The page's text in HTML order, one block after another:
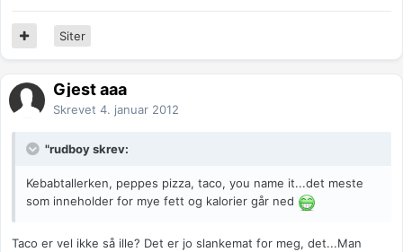
Siter
Gjest aaa
Skrevet 4. januar 2012
"rudboy skrev:
Kebabtallerken, peppes pizza, taco, you name it...det meste
som inneholder for mye fett og kalorier går ned
Taco er vel ikke så ille? Det er jo slankemat for meg, det...Man